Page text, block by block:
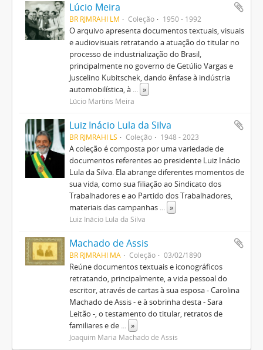
Lúcio Meira
BR RJMRAHI LM Coleção 1950 - 1992
O arquivo apresenta documentos textuais, visuais
e audiovisuais retratando a atuação do titular no
processo de industrialização do Brasil,
principalmente no governo de Getúlio Vargas e
Juscelino Kubitschek, dando ênfase à indústria
automobilística, à ... »
Lúcio Martins Meira
Luiz Inácio Lula da Silva
BR RJMRAHI LS Coleção 1948 - 2023
A coleção é composta por uma variedade de
documentos referentes ao presidente Luiz Inácio
Lula da Silva. Ela abrange diferentes momentos de
sua vida, como sua filiação ao Sindicato dos
Trabalhadores e ao Partido dos Trabalhadores,
materiais das campanhas ... »
Luiz Inácio Lula da Silva
Machado de Assis
BR RJMRAHI MA Coleção 03/02/1890
Reúne documentos textuais e iconográficos
retratando, principalmente, a vida pessoal do
escritor, através de cartas à sua esposa - Carolina
Machado de Assis - e à sobrinha desta - Sara
Leitão -, o testamento do titular, retratos de
familiares e de ... »
Joaquim Maria Machado de Assis